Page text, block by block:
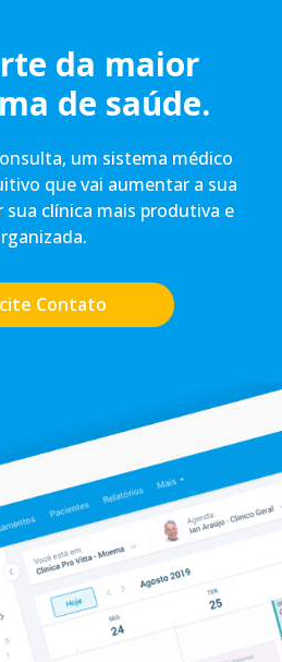
da maior
de saúde.
um sistema médico
que vai aumentar a sua
clínica mais produtiva e
Contato